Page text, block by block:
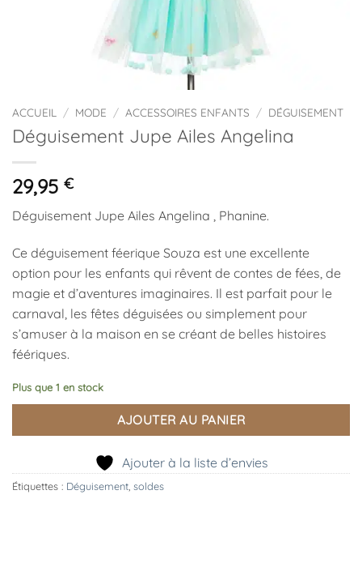
ACCUEIL / MODE / ACCESSOIRES ENFANTS / DÉGUISEMENT
Déguisement Jupe Ailes Angelina
29,95 €
Déguisement Jupe Ailes Angelina , Phanine.
Ce déguisement féerique Souza est une excellente
option pour les enfants qui rêvent de contes de fées, de
magie et d’aventures imaginaires. Il est parfait pour le
carnaval, les fêtes déguisées ou simplement pour
s’amuser à la maison en se créant de belles histoires
féériques.
Plus que 1 en stock
AJOUTER AU PANIER
Ajouter à la liste d’envies
Étiquettes : Déguisement soldes